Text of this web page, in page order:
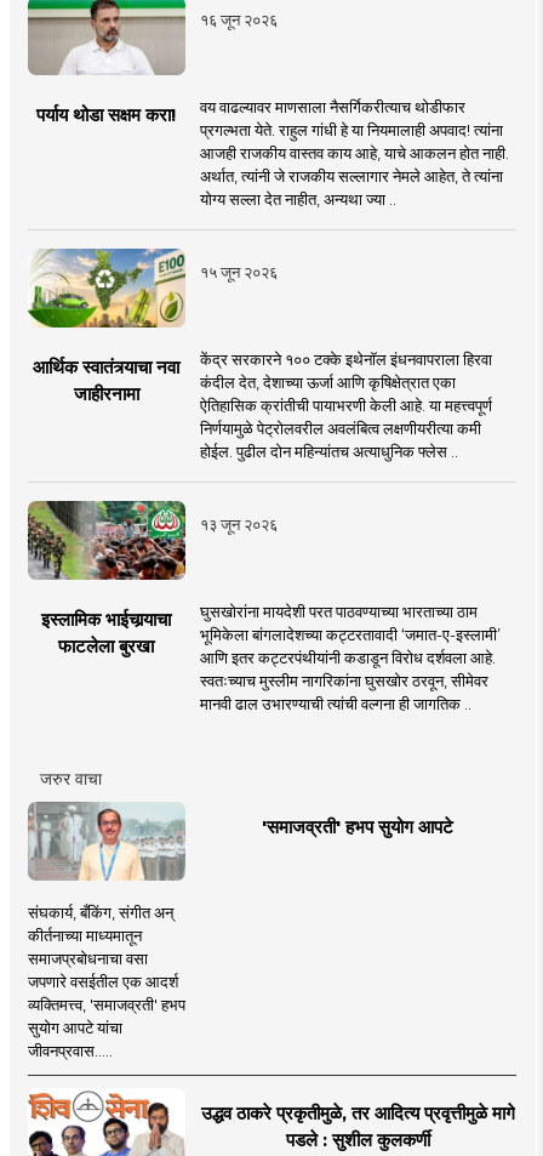
१६ जून २०२६
पर्याय थोडा सक्षम करा!
वय वाढल्यावर माणसाला नैसर्गिकरीत्याच थोडीफार
प्रगल्भता येते. राहुल गांधी हे या नियमालाही अपवाद! त्यांना
आजही राजकीय वास्तव काय आहे, याचे आकलन होत नाही.
अर्थात, त्यांनी जे राजकीय सल्लागार नेमले आहेत, ते त्यांना
योग्य सल्ला देत नाहीत, अन्यथा ज्या ..
१५ जून २०२६
आर्थिक स्वातंत्र्याचा नवा
जाहीरनामा
केंद्र सरकारने १०० टक्के इथेनॉल इंधनवापराला हिरवा
कंदील देत, देशाच्या ऊर्जा आणि कृषिक्षेत्रात एका
ऐतिहासिक क्रांतीची पायाभरणी केली आहे. या महत्त्वपूर्ण
निर्णयामुळे पेट्रोलवरील अवलंबित्व लक्षणीयरीत्या कमी
होईल. पुढील दोन महिन्यांतच अत्याधुनिक फ्लेस ..
१३ जून २०२६
इस्लामिक भाईचार्‍याचा
फाटलेला बुरखा
घुसखोरांना मायदेशी परत पाठवण्याच्या भारताच्या ठाम
भूमिकेला बांगलादेशच्या कट्टरतावादी ‘जमात-ए-इस्लामी’
आणि इतर कट्टरपंथीयांनी कडाडून विरोध दर्शवला आहे.
स्वतःच्याच मुस्लीम नागरिकांना घुसखोर ठरवून, सीमेवर
मानवी ढाल उभारण्याची त्यांची वल्गना ही जागतिक ..
जरुर वाचा
'समाजव्रती' हभप सुयोग आपटे
संघकार्य, बँकिंग, संगीत अन्
कीर्तनाच्या माध्यमातून
समाजप्रबोधनाचा वसा
जपणारे वसईतील एक आदर्श
व्यक्तिमत्त्व, 'समाजव्रती' हभप
सुयोग आपटे यांचा
जीवनप्रवास.....
उद्धव ठाकरे प्रकृतीमुळे, तर आदित्य प्रवृत्तीमुळे मागे
पडले : सुशील कुलकर्णी